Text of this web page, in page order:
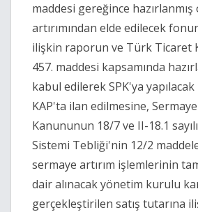
maddesi gereğince
artırımından elde edilecek
ilişkin raporun ve Türk Ticaret
457. maddesi kapsamında
kabul edilerek SPK'ya
KAP'ta ilan edilmesine, Sermaye
Kanununun 18/7 ve II-18.1
Sistemi Tebliği'nin 12/2
sermaye artırım işlemlerinin
dair alınacak yönetim kurulu
gerçekleştirilen satış tutarına